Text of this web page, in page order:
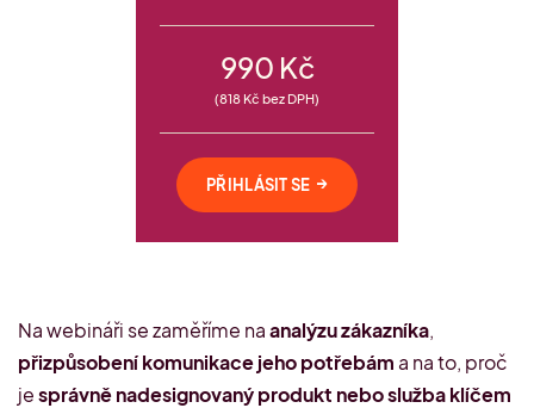
990 Kč
(818 Kč bez DPH)
PŘIHLÁSIT SE →
Na webináři se zaměříme naanalýzu zákazníka,
přizpůsobení komunikace jeho potřebám a na to, proč
jesprávně nadesignovaný produkt nebo služba klíčem